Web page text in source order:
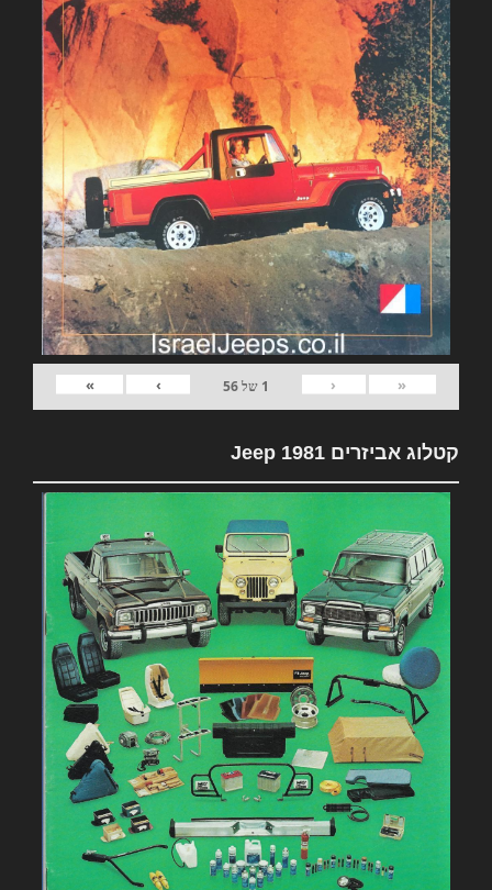
«
‹
1 של56
›
»
קטלוג אביזרים 1981 Jeep